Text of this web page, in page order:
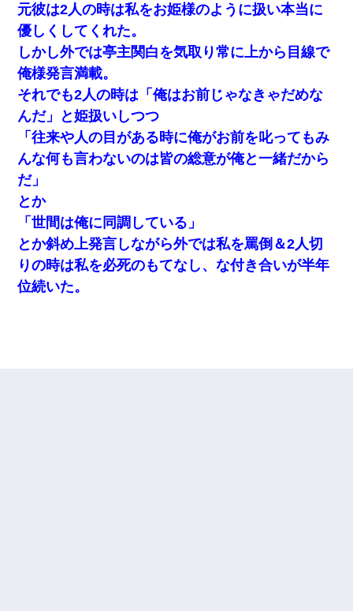
元彼は2人の時は私をお姫様のように扱い本当に
優しくしてくれた。
しかし外では亭主関白を気取り常に上から目線で
俺様発言満載。
それでも2人の時は「俺はお前じゃなきゃだめな
んだ」と姫扱いしつつ
「往来や人の目がある時に俺がお前を叱ってもみ
んな何も言わないのは皆の総意が俺と一緒だから
だ」
とか
「世間は俺に同調している」
とか斜め上発言しながら外では私を罵倒＆2人切
りの時は私を必死のもてなし、な付き合いが半年
位続いた。